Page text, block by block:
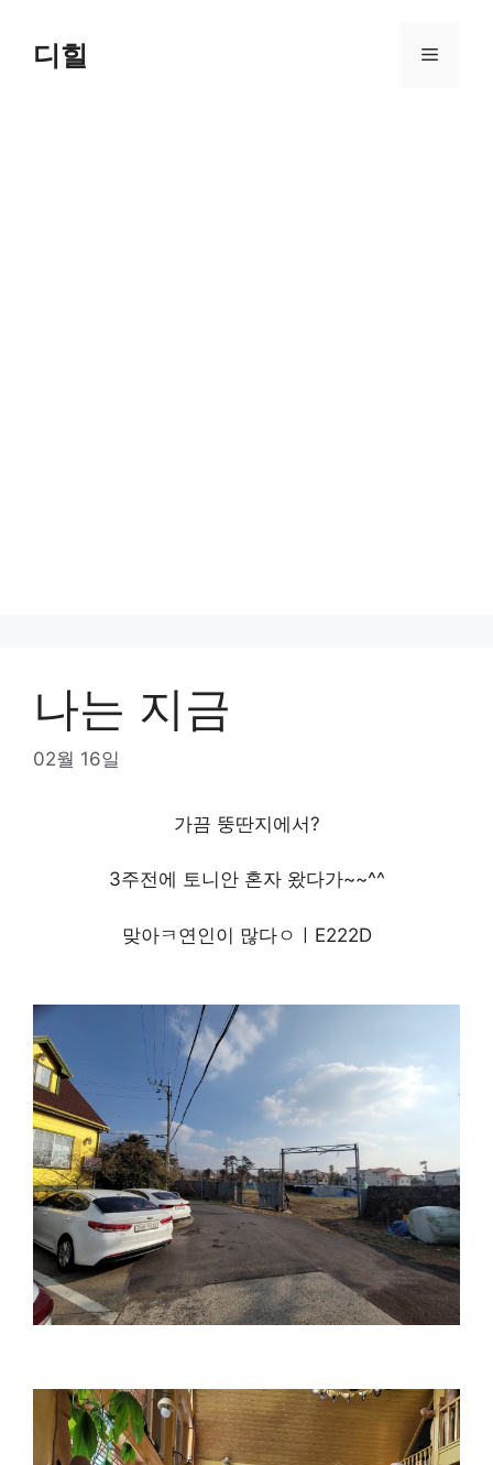
content디힐 Menu
나는 지금
02월 16일
가끔 뚱딴지에서?
3주전에 토니안 혼자 왔다가~~^^
맞아ㅋ연인이 많다ㅇㅣE222D